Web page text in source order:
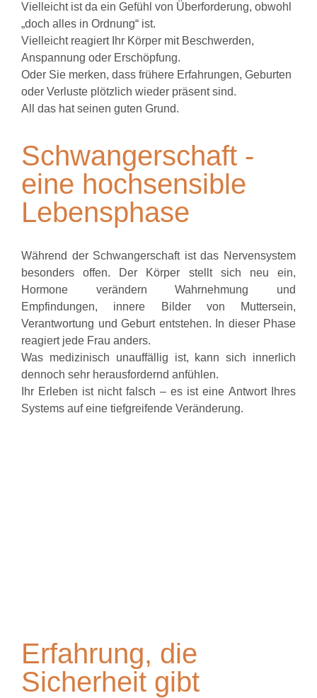
Vielleicht ist da ein Gefühl von Überforderung, obwohl
„doch alles in Ordnung“ ist.
Vielleicht reagiert Ihr Körper mit Beschwerden,
Anspannung oder Erschöpfung.
Oder Sie merken, dass frühere Erfahrungen, Geburten
oder Verluste plötzlich wieder präsent sind.
All das hat seinen guten Grund.
Schwangerschaft -
eine hochsensible
Lebensphase
Während der Schwangerschaft ist das Nervensystem
besonders offen. Der Körper stellt sich neu ein,
Hormone verändern Wahrnehmung und
Empfindungen, innere Bilder von Muttersein,
Verantwortung und Geburt entstehen. In dieser Phase
reagiert jede Frau anders.
Was medizinisch unauffällig ist, kann sich innerlich
dennoch sehr herausfordernd anfühlen.
Ihr Erleben ist nicht falsch – es ist eine Antwort Ihres
Systems auf eine tiefgreifende Veränderung.
Erfahrung, die
Sicherheit gibt